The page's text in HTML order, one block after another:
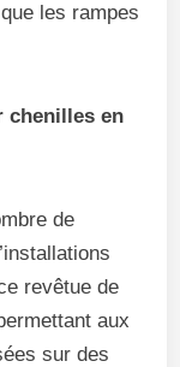
les rampes
chenilles en
de
revêtue de
aux
sur des